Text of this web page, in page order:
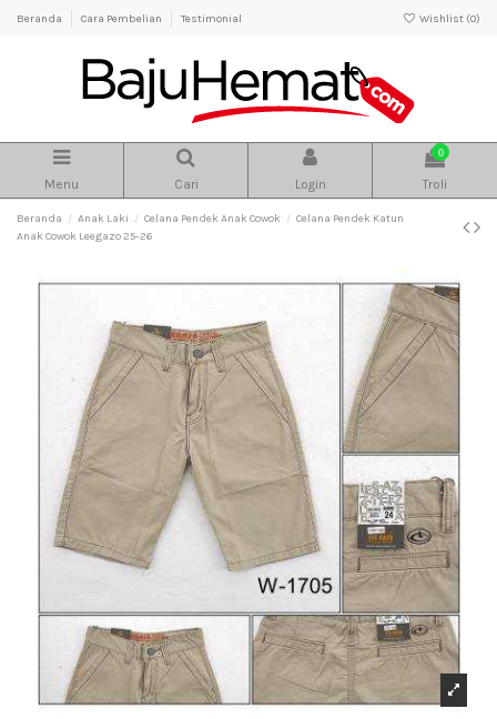
Beranda Cara Pembelian Testimonial Wishlist (0)
Menu Cari Login
0
Troli
Beranda Anak Laki Celana Pendek Anak Cowok
Celana Pendek Katun
Anak Cowok Leegazo 25-26